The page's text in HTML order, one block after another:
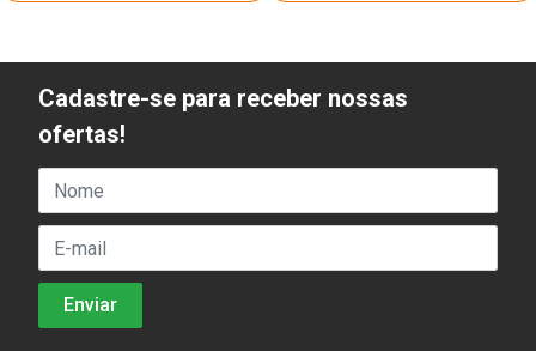
Cadastre-se para receber nossas
ofertas!